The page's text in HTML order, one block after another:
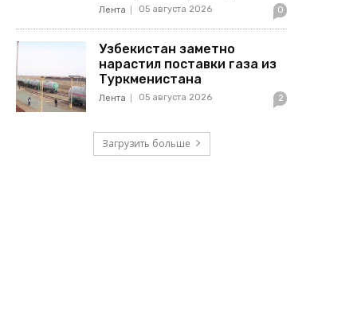
Лента 05 августа 2026 0
Узбекистан заметно
нарастил поставки газа из
Туркменистана
Лента 05 августа 2026 2
Загрузить больше